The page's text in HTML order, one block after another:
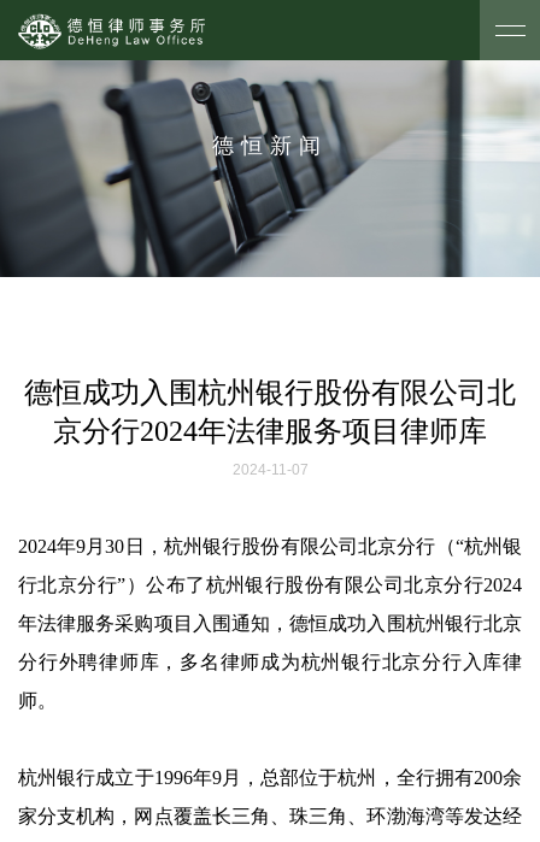
德恒新闻
德恒成功入围杭州银行股份有限公司北
京分行2024年法律服务项目律师库
2024-11-07
2024年9月30日，杭州银行股份有限公司北京分行（“杭州银
行北京分行”）公布了杭州银行股份有限公司北京分行2024
年法律服务采购项目入围通知，德恒成功入围杭州银行北京
分行外聘律师库，多名律师成为杭州银行北京分行入库律
师。
杭州银行成立于1996年9月，总部位于杭州，全行拥有200余
家分支机构，网点覆盖长三角、珠三角、环渤海湾等发达经